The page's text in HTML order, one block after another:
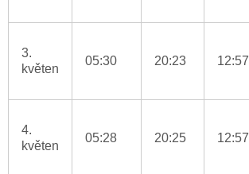
3.
květen
05:30 20:23 12:57
4.
květen
05:28 20:25 12:57